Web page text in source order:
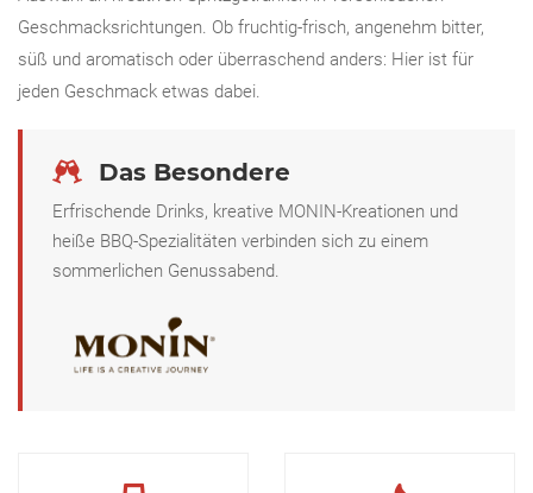
Geschmacksrichtungen. Ob fruchtig-frisch, angenehm bitter,
süß und aromatisch oder überraschend anders: Hier ist für
jeden Geschmack etwas dabei.
Das Besondere
Erfrischende Drinks, kreative MONIN-Kreationen und
heiße BBQ-Spezialitäten verbinden sich zu einem
sommerlichen Genussabend.